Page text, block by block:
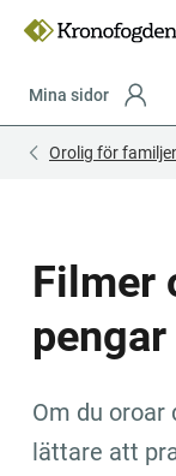
innehåll
Mina sidor
Orolig för
Filmer
pengar
Om du oroar
lättare att
start
end